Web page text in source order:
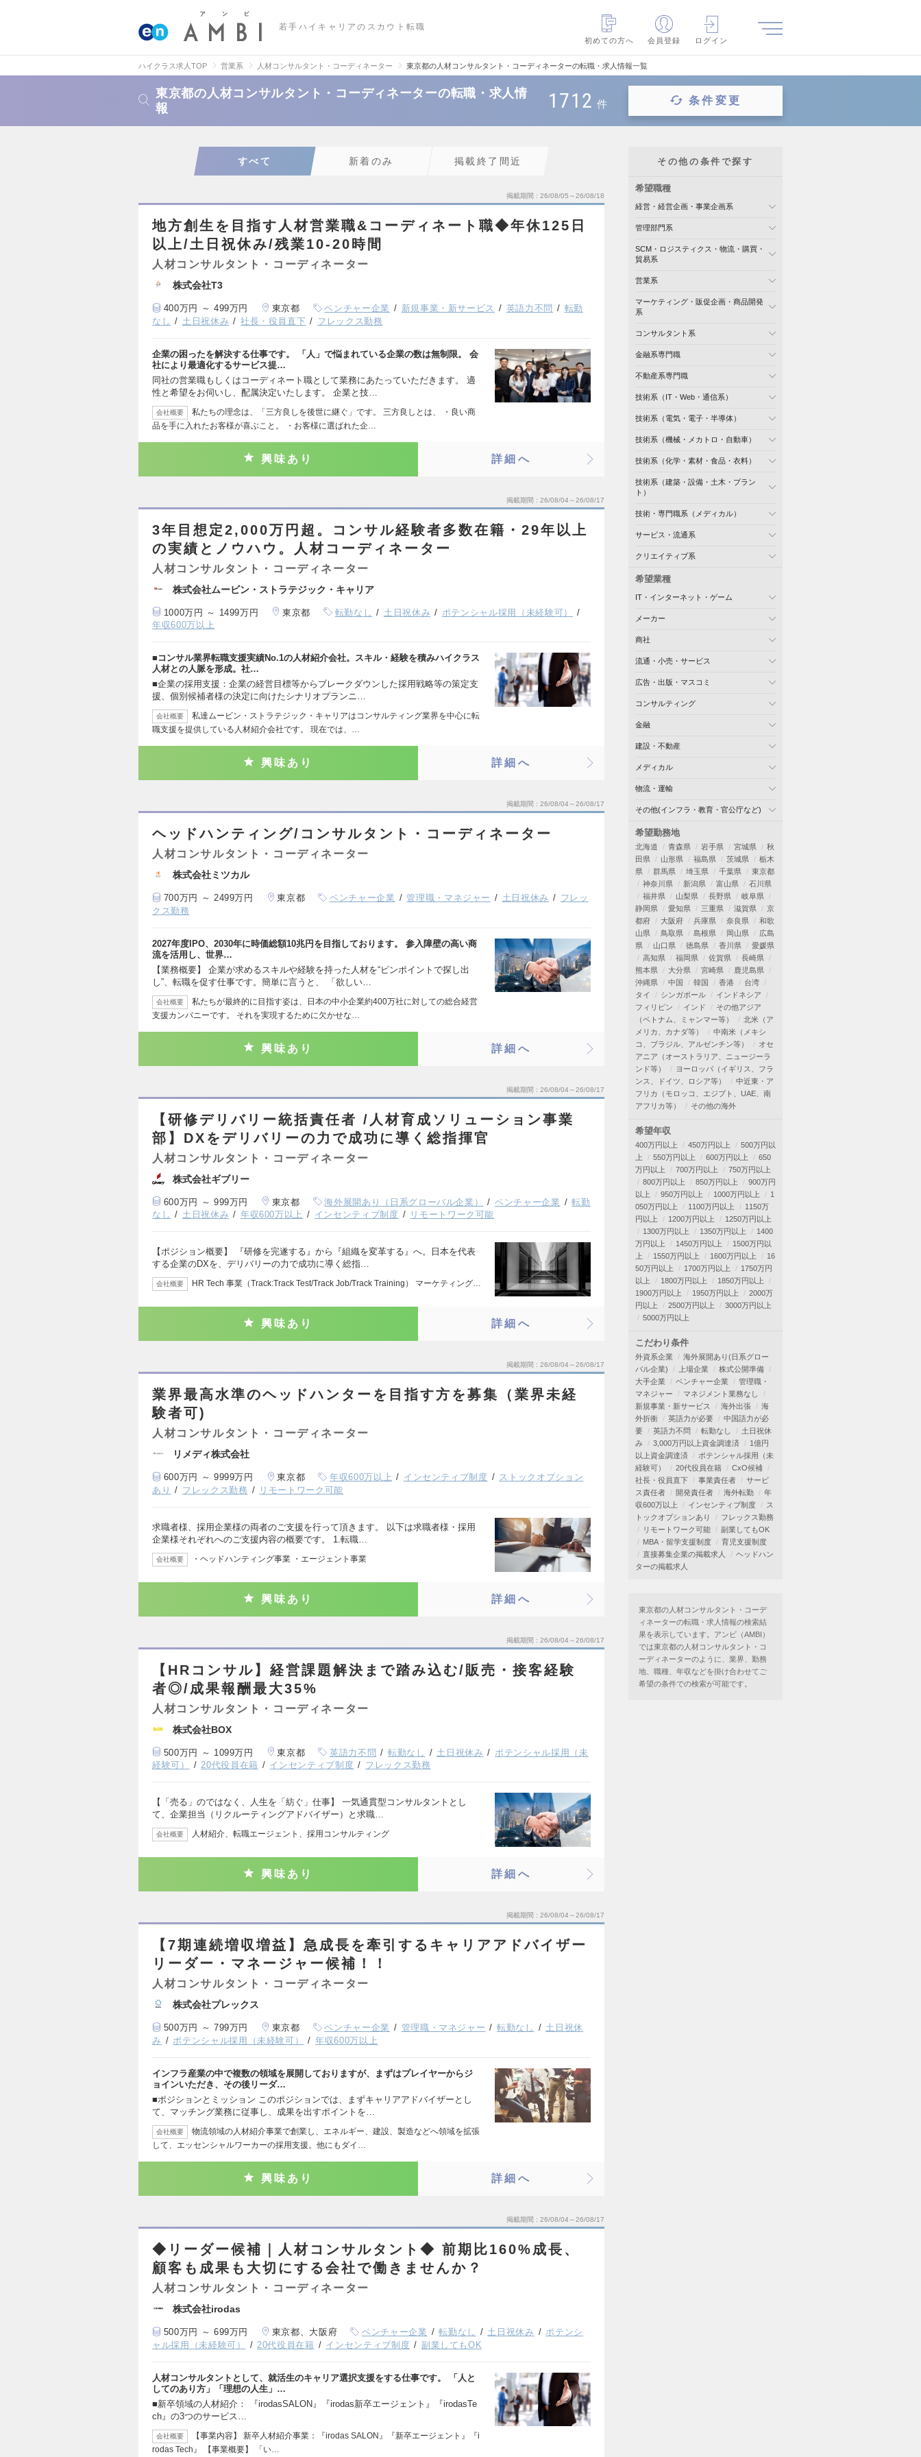
若手ハイキャリアのスカウト転職
初めての方へ
会員登録 ログイン
ハイクラス求人TOP 営業系 人材コンサルタント・コーディネーター 東京都の人材コンサルタント・コーディネーターの転職・求人情報一覧
東京都の人材コンサルタント・コーディネーターの転職・求人情
報
1712 件 条件変更
すべて 新着のみ 掲載終了間近
掲載期間 26/08/05～26/08/18
地方創生を目指す人材営業職&コーディネート職◆年休125日
以上/土日祝休み/残業10-20時間
人材コンサルタント・コーディネーター
株式会社T3
400万円 ～ 499万円 東京都 ベンチャー企業 新規事業・新サービス 英語力不問
転勤
なし
土日祝休み 社長・役員直下 フレックス勤務
企業の困ったを解決する仕事です。 「人」で悩まれている企業の数は無制限。 会
社により最適化するサービス提…
同社の営業職もしくはコーディネート職として業務にあたっていただきます。 適
性と希望をお伺いし、配属決定いたします。 企業と技…
会社概要
私たちの理念は、「三方良しを後世に継ぐ」です。 三方良しとは、 ・良い商
品を手に入れたお客様が喜ぶこと。 ・お客様に選ばれた企…
興味あり 詳細へ
掲載期間 26/08/04～26/08/17
3年目想定2,000万円超。コンサル経験者多数在籍・29年以上
の実績とノウハウ。人材コーディネーター
人材コンサルタント・コーディネーター
株式会社ムービン・ストラテジック・キャリア
1000万円 ～ 1499万円 東京都 転勤なし 土日祝休み
ポテンシャル採用（未経験可）
年収600万以上
■コンサル業界転職支援実績No.1の人材紹介会社。スキル・経験を積みハイクラス
人材との人脈を形成。社…
■企業の採用支援：企業の経営目標等からブレークダウンした採用戦略等の策定支
援、個別候補者様の決定に向けたシナリオプランニ…
会社概要
私達ムービン・ストラテジック・キャリアはコンサルティング業界を中心に転
職支援を提供している人材紹介会社です。 現在では、…
興味あり 詳細へ
掲載期間 26/08/04～26/08/17
ヘッドハンティング/コンサルタント・コーディネーター
人材コンサルタント・コーディネーター
株式会社ミツカル
700万円 ～ 2499万円 東京都 ベンチャー企業 管理職・マネジャー 土日祝休み
フレッ
クス勤務
2027年度IPO、2030年に時価総額10兆円を目指しております。 参入障壁の高い商
流を活用し、世界…
【業務概要】 企業が求めるスキルや経験を持った人材を“ピンポイントで探し出
し”、転職を促す仕事です。簡単に言うと、 「欲しい…
会社概要
私たちが最終的に目指す姿は、日本の中小企業約400万社に対しての総合経営
支援カンパニーです。 それを実現するために欠かせな…
興味あり 詳細へ
掲載期間 26/08/04～26/08/17
【研修デリバリー統括責任者 /人材育成ソリューション事業
部】DXをデリバリーの力で成功に導く総指揮官
人材コンサルタント・コーディネーター
株式会社ギブリー
600万円 ～ 999万円 東京都 海外展開あり（日系グローバル企業） ベンチャー企業
転勤
なし
土日祝休み 年収600万以上 インセンティブ制度 リモートワーク可能
【ポジション概要】 『研修を完遂する』から『組織を変革する』へ。日本を代表
する企業のDXを、デリバリーの力で成功に導く総指…
会社概要 HR Tech 事業（Track:Track Test/Track Job/Track Training） マーケティング…
興味あり 詳細へ
掲載期間 26/08/04～26/08/17
業界最高水準のヘッドハンターを目指す方を募集（業界未経
験者可)
人材コンサルタント・コーディネーター
リメディ株式会社
600万円 ～ 9999万円 東京都 年収600万以上 インセンティブ制度
ストックオプション
あり
フレックス勤務 リモートワーク可能
求職者様、採用企業様の両者のご支援を行って頂きます。 以下は求職者様・採用
企業様それぞれへのご支援内容の概要です。 1.転職…
会社概要 ・ヘッドハンティング事業 ・エージェント事業
興味あり 詳細へ
掲載期間 26/08/04～26/08/17
【HRコンサル】経営課題解決まで踏み込む/販売・接客経験
者◎/成果報酬最大35%
人材コンサルタント・コーディネーター
株式会社BOX
500万円 ～ 1099万円 東京都 英語力不問 転勤なし 土日祝休み
ポテンシャル採用（未
経験可）
20代役員在籍 インセンティブ制度 フレックス勤務
【「売る」のではなく、人生を「紡ぐ」仕事】 一気通貫型コンサルタントとし
て、企業担当（リクルーティングアドバイザー）と求職…
会社概要 人材紹介、転職エージェント、採用コンサルティング
興味あり 詳細へ
掲載期間 26/08/04～26/08/17
【7期連続増収増益】急成長を牽引するキャリアアドバイザー
リーダー・マネージャー候補！！
人材コンサルタント・コーディネーター
株式会社プレックス
500万円 ～ 799万円 東京都 ベンチャー企業 管理職・マネジャー 転勤なし
土日祝休
み
ポテンシャル採用（未経験可） 年収600万以上
インフラ産業の中で複数の領域を展開しておりますが、まずはプレイヤーからジ
ョインいただき、その後リーダ…
■ポジションとミッション このポジションでは、まずキャリアアドバイザーとし
て、マッチング業務に従事し、成果を出すポイントを…
会社概要
物流領域の人材紹介事業で創業し、エネルギー、建設、製造などへ領域を拡張
して、エッセンシャルワーカーの採用支援。他にもダイ…
興味あり 詳細へ
掲載期間 26/08/04～26/08/17
◆リーダー候補｜人材コンサルタント◆ 前期比160%成長、
顧客も成果も大切にする会社で働きませんか？
人材コンサルタント・コーディネーター
株式会社irodas
500万円 ～ 699万円 東京都、大阪府 ベンチャー企業 転勤なし 土日祝休み
ポテンシ
ャル採用（未経験可）
20代役員在籍 インセンティブ制度 副業してもOK
人材コンサルタントとして、就活生のキャリア選択支援をする仕事です。 「人と
してのあり方」「理想の人生」…
■新卒領域の人材紹介： 『irodasSALON』『irodas新卒エージェント』『irodasTe
ch』の3つのサービス…
会社概要
【事業内容】 新卒人材紹介事業：『irodas SALON』『新卒エージェント』『i
rodas Tech』 【事業概要】 「い…
その他の条件で探す
希望職種
経営・経営企画・事業企画系
管理部門系
SCM・ロジスティクス・物流・購買・
貿易系
営業系
マーケティング・販促企画・商品開発
系
コンサルタント系
金融系専門職
不動産系専門職
技術系（IT・Web・通信系）
技術系（電気・電子・半導体）
技術系（機械・メカトロ・自動車）
技術系（化学・素材・食品・衣料）
技術系（建築・設備・土木・プラン
ト）
技術・専門職系（メディカル）
サービス・流通系
クリエイティブ系
希望業種
IT・インターネット・ゲーム
メーカー
商社
流通・小売・サービス
広告・出版・マスコミ
コンサルティング
金融
建設・不動産
メディカル
物流・運輸
その他(インフラ・教育・官公庁など)
希望勤務地
北海道 青森県 岩手県 宮城県
秋
田県
山形県 福島県 茨城県
栃木
県
群馬県 埼玉県 千葉県
東京都
神奈川県
新潟県 富山県
石川県
福井県
山梨県 長野県
岐阜県
静岡県
愛知県 三重県 滋賀県
京
都府
大阪府 兵庫県 奈良県
和歌
山県
鳥取県 島根県 岡山県
広島
県
山口県 徳島県 香川県
愛媛県
高知県
福岡県 佐賀県
長崎県
熊本県
大分県 宮崎県
鹿児島県
沖縄県
中国 韓国 香港
台湾
タイ
シンガポール
インドネシア
フィリピン
インド
その他アジア
（ベトナム、ミャンマー等）
北米（ア
メリカ、カナダ等）
中南米（メキシ
コ、ブラジル、アルゼンチン等）
オセ
アニア（オーストラリア、ニュージーラ
ンド等）
ヨーロッパ（イギリス、フラ
ンス、ドイツ、ロシア等）
中近東・ア
フリカ（モロッコ、エジプト、UAE、南
アフリカ等）
その他の海外
希望年収
400万円以上 450万円以上
500万円以
上
550万円以上 600万円以上
650
万円以上
700万円以上
750万円以上
800万円以上
850万円以上
900万円
以上
950万円以上 1000万円以上
1
050万円以上
1100万円以上
1150万
円以上
1200万円以上
1250万円以上
1300万円以上
1350万円以上
1400
万円以上
1450万円以上
1500万円以
上
1550万円以上 1600万円以上
16
50万円以上
1700万円以上
1750万円
以上
1800万円以上
1850万円以上
1900万円以上
1950万円以上
2000万
円以上
2500万円以上
3000万円以上
5000万円以上
こだわり条件
外資系企業
海外展開あり(日系グロー
バル企業)
上場企業
株式公開準備
大手企業
ベンチャー企業
管理職・
マネジャー
マネジメント業務なし
新規事業・新サービス
海外出張
海
外折衝
英語力が必要
中国語力が必
要
英語力不問 転勤なし
土日祝休
み
3,000万円以上資金調達済
1億円
以上資金調達済
ポテンシャル採用（未
経験可）
20代役員在籍
CxO候補
社長・役員直下
事業責任者
サービ
ス責任者
開発責任者 海外転勤
年
収600万以上
インセンティブ制度
ス
トックオプションあり
フレックス勤務
リモートワーク可能
副業してもOK
MBA・留学支援制度
育児支援制度
直接募集企業の掲載求人
ヘッドハン
ターの掲載求人
東京都の人材コンサルタント・コーデ
ィネーターの転職・求人情報の検索結
果を表示しています。アンビ（AMBI）
では東京都の人材コンサルタント・コ
ーディネーターのように、業界、勤務
地、職種、年収などを掛け合わせてご
希望の条件での検索が可能です。